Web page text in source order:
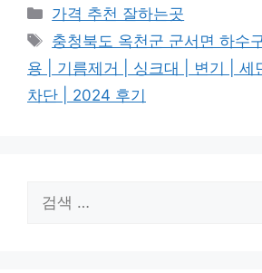
카
테
리
가격 추천 잘하는곳
태
그
충청북도 옥천군 군서면 하수
용 | 기름제거 | 싱크대 | 변기 | 세
차단 | 2024 후기
색: